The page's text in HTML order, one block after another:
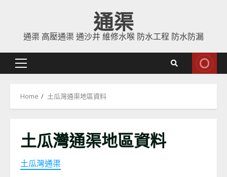
content
通渠
通渠 高壓通渠 通沙井 維修水喉 防水工程 防水防漏
Primary
Home 土瓜灣通渠地區資料
土瓜灣通渠地區資料
土瓜灣通渠